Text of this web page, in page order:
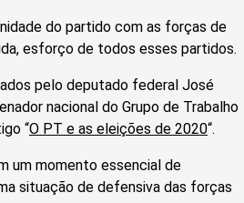
do partido com as forças de
esforço de todos esses partidos.
pelo deputado federal José
nacional do Grupo de Trabalho
“O PT e as eleições de 2020“.
um momento essencial de
situação de defensiva das forças